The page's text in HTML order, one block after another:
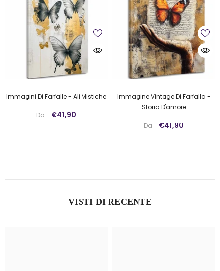
Immagini Di Farfalle - Ali Mistiche
Da €41,90
Immagine Vintage Di Farfalla -
Storia D'amore
Da €41,90
VISTI DI RECENTE